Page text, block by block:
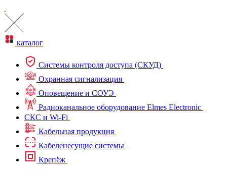
каталог
Системы контроля доступа (СКУД)
Охранная сигнализация
Оповещение и СОУЭ
Радиоканальное оборудование Elmes Electronic
СКС и Wi-Fi
Кабельная продукция
Кабеленесущие системы
Крепёж